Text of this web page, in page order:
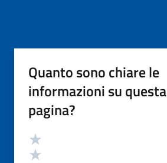
Quanto sono chiare le
informazioni su questa
pagina?
Valutazione